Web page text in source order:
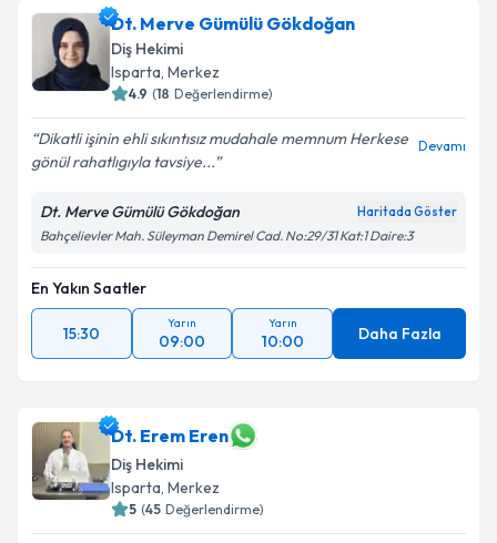
E-posta Adresiniz
Kişisel verilerimin işlenmesine ilişkinAydınlatma
Metni'ni okudum ve kişisel verilerimin belirtilen
Dt. Merve Gümülü Gökdoğan
Diş Hekimi
Isparta, Merkez
4.9 (18 Değerlendirme)
Dikatli işinin ehli sıkıntısız mudahale memnum Herkese
gönül rahatlıgıyla tavsiye...
Devamı
Dt. Merve Gümülü Gökdoğan Haritada Göster
Bahçelievler Mah. Süleyman Demirel Cad. No:29/31 Kat:1 Daire:3
En Yakın Saatler
15:30
Yarın
09:00
Yarın
10:00 Daha Fazla
Dt. Erem Eren
Diş Hekimi
Isparta, Merkez
5 (45 Değerlendirme)